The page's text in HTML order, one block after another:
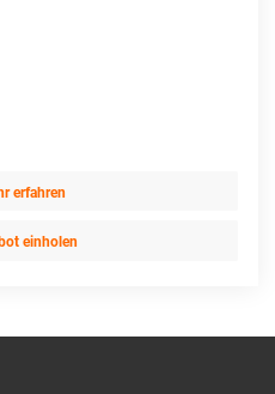
erfahren
einholen